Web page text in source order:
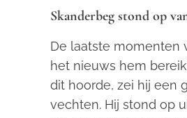
Skanderbeg stond op
De laatste momenten
het nieuws hem
dit hoorde, zei hij een
vechten. Hij stond op